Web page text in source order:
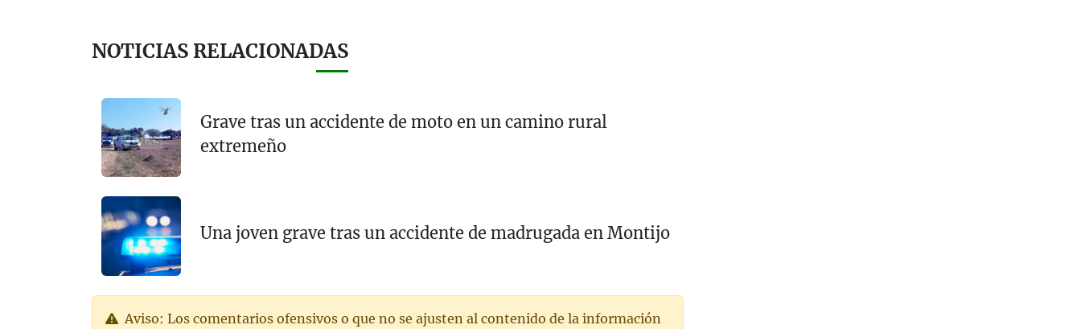
NOTICIAS RELACIONADAS
Grave tras un accidente de moto en un camino rural
extremeño
Una joven grave tras un accidente de madrugada en Montijo
Aviso: Los comentarios ofensivos o que no se ajusten al contenido de la información